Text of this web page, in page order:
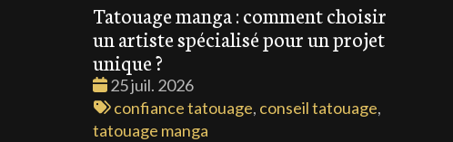
Tatouage manga : comment choisir
un artiste spécialisé pour un projet
unique ?
Date
:
25 juil. 2026
Tags
:
confiance tatouage, conseil tatouage,
tatouage manga